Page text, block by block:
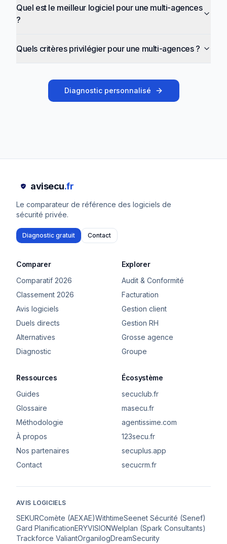
Quel est le meilleur logiciel pour une multi-agences
?
Quels critères privilégier pour une multi-agences ?
Diagnostic personnalisé
avisecu.fr
Le comparateur de référence des logiciels de
sécurité privée.
Diagnostic gratuit Contact
Comparer
Comparatif 2026
Classement 2026
Avis logiciels
Duels directs
Alternatives
Diagnostic
Explorer
Audit & Conformité
Facturation
Gestion client
Gestion RH
Grosse agence
Groupe
Ressources
Guides
Glossaire
Méthodologie
À propos
Nos partenaires
Contact
Écosystème
secuclub.fr
masecu.fr
agentissime.com
123secu.fr
secuplus.app
secucrm.fr
AVIS LOGICIELS
SEKURComète (AEXAE)WithtimeSeenet Sécurité (Senef)
Gard PlanificationERYVISIONWelplan (Spark Consultants)
Trackforce ValiantOrganilogDreamSecurity